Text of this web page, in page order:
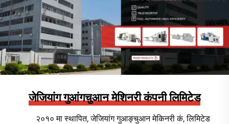
जेजियांग गुआंगचुआन मेशिनरी कंपनी लिमिटेड
२०१० मा स्थापित, जेजियांग गुआङ्चुआन मेकिनरी कं, लिमिटेड